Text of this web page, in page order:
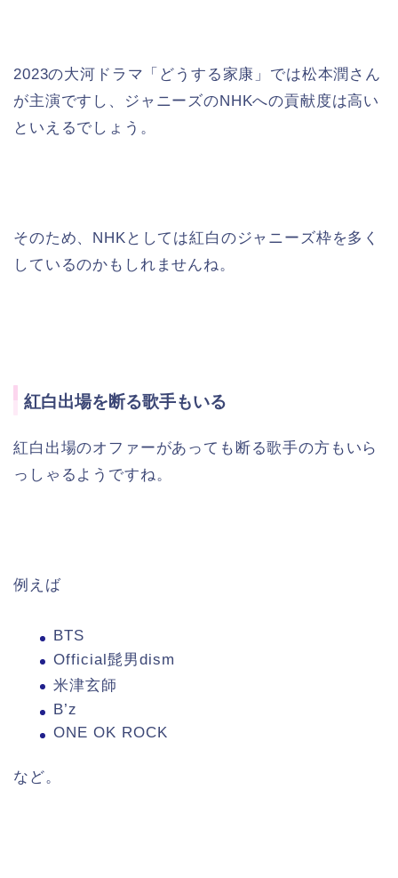
2023の大河ドラマ「どうする家康」では松本潤さん
が主演ですし、ジャニーズのNHKへの貢献度は高い
といえるでしょう。
そのため、NHKとしては紅白のジャニーズ枠を多く
しているのかもしれませんね。
紅白出場を断る歌手もいる
紅白出場のオファーがあっても断る歌手の方もいら
っしゃるようですね。
例えば
BTS
Official髭男dism
米津玄師
B’z
ONE OK ROCK
など。